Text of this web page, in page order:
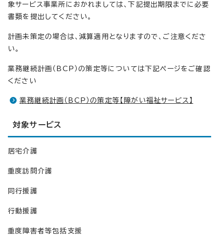
象サービス事業所におかれましては、下記提出期限までに必要
書類を提出してください。
計画未策定の場合は、減算適用となりますので、ご注意くださ
い。
業務継続計画（BCP）の策定等については下記ページをご確認
ください
業務継続計画（BCP）の策定等【障がい福祉サービス】
対象サービス
居宅介護
重度訪問介護
同行援護
行動援護
重度障害者等包括支援